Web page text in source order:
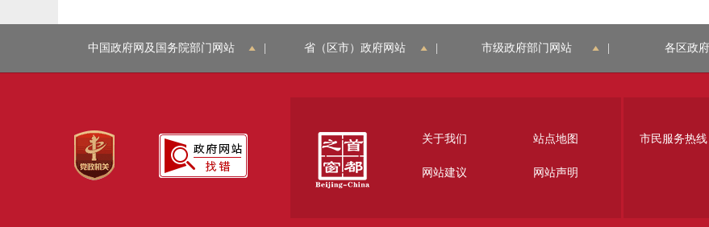
中国政府网及国务院部门网站 省（区市）政府网站 市级政府部门网站 各区政
关于我们 站点地图
网站建议 网站声明
市民服务热线